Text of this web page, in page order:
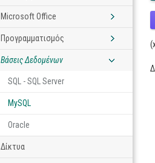
Microsoft Office
Προγραμματισμός
Βάσεις Δεδομένων
SQL - SQL Server
MySQL
Oracle
Δίκτυα